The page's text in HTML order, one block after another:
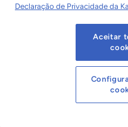
Declaração de Privacidade da
Aceitar